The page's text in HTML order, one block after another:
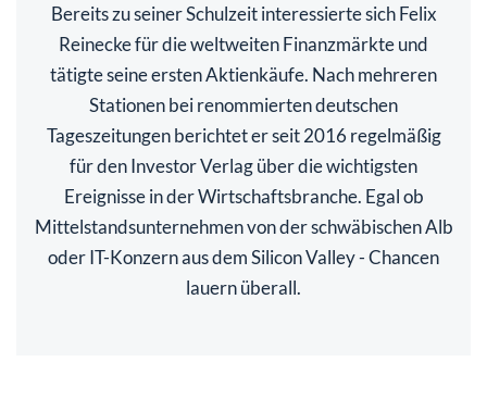
Bereits zu seiner Schulzeit interessierte sich Felix
Reinecke für die weltweiten Finanzmärkte und
tätigte seine ersten Aktienkäufe. Nach mehreren
Stationen bei renommierten deutschen
Tageszeitungen berichtet er seit 2016 regelmäßig
für den Investor Verlag über die wichtigsten
Ereignisse in der Wirtschaftsbranche. Egal ob
Mittelstandsunternehmen von der schwäbischen Alb
oder IT-Konzern aus dem Silicon Valley - Chancen
lauern überall.